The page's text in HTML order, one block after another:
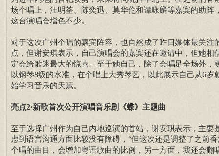
场个唱上，汪明荃、陈奕迅、莫华伦和谭咏麟等嘉宾的助阵
这台演唱会增色不少。
对于这次广州个唱的嘉宾阵容，也自然成了昨日媒体最关注
点，但谢安琪表示，自己演唱会的嘉宾还在邀请中，但她相
定会给歌迷最大的惊喜。至于她自己，除了会唱足全场外，
以钢琴8级的水准，在个唱上大秀琴艺，以此展示自己从6岁
始学习音乐的天赋。
亮点2·新歌首次公开演唱音乐剧《蝶》主题曲
至于选择广州作为自己内地巡演的首站，谢安琪表示，主要
虑到语言沟通方面比较没有障碍，“但这次还是调整了之前香
个唱的曲目，会增加粤语歌曲的比例，另一方面，我还会翻